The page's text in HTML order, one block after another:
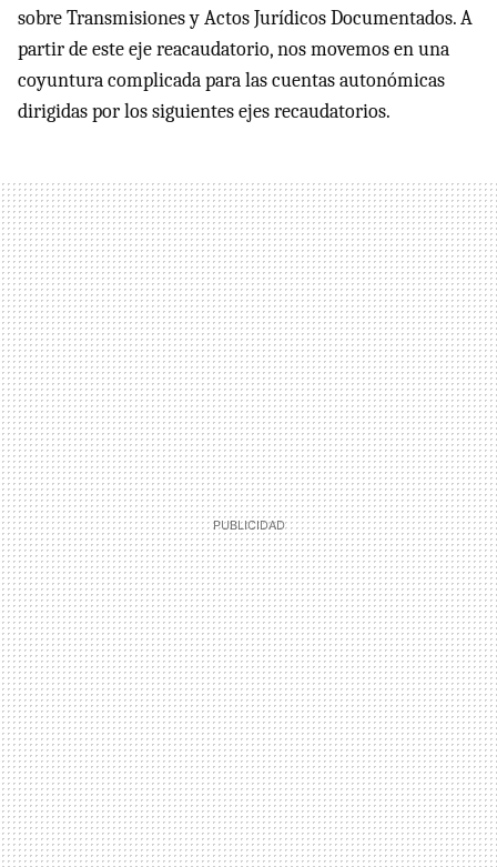
sobre Transmisiones y Actos Jurídicos Documentados. A
partir de este eje reacaudatorio, nos movemos en una
coyuntura complicada para las cuentas autonómicas
dirigidas por los siguientes ejes recaudatorios.